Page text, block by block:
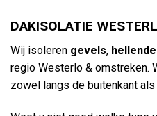
DAKISOLATIE
Wij isoleren gevels,
regio Westerlo & omstreken.
zowel langs de buitenkant als